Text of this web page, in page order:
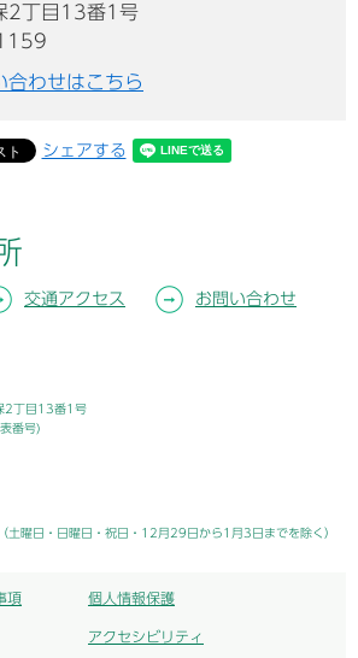
2丁目13番1号
合わせはこちら
シェアする
交通アクセス お問い合わせ
2丁目13番1号
番号)
曜日・日曜日・祝日・12月29日から1月3日までを除く）
項 個人情報保護
アクセシビリティ